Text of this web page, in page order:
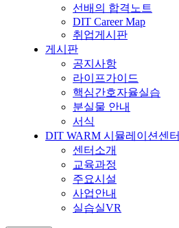
선배의 합격노트
DIT Career Map
취업게시판
게시판
공지사항
라이프가이드
핵심간호자율실습
분실물 안내
서식
DIT WARM 시뮬레이션센터
센터소개
교육과정
주요시설
사업안내
실습실VR